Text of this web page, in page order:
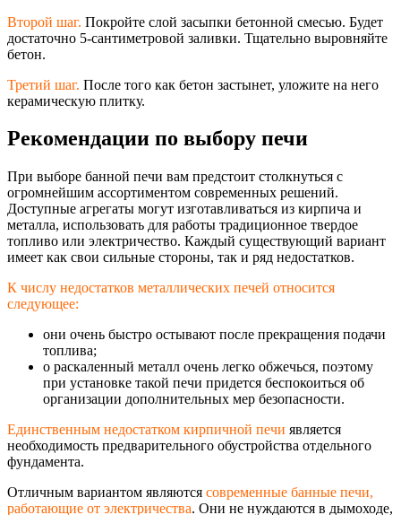
Второй шаг. Покройте слой засыпки бетонной смесью. Будет
достаточно 5-сантиметровой заливки. Тщательно выровняйте
бетон.
Третий шаг. После того как бетон застынет, уложите на него
керамическую плитку.
Рекомендации по выбору печи
При выборе банной печи вам предстоит столкнуться с
огромнейшим ассортиментом современных решений.
Доступные агрегаты могут изготавливаться из кирпича и
металла, использовать для работы традиционное твердое
топливо или электричество. Каждый существующий вариант
имеет как свои сильные стороны, так и ряд недостатков.
К числу недостатков металлических печей относится
следующее:
они очень быстро остывают после прекращения подачи
топлива;
о раскаленный металл очень легко обжечься, поэтому
при установке такой печи придется беспокоиться об
организации дополнительных мер безопасности.
Единственным недостатком кирпичной печи является
необходимость предварительного обустройства отдельного
фундамента.
Отличным вариантом являются современные банные печи,
работающие от электричества. Они не нуждаются в дымоходе,